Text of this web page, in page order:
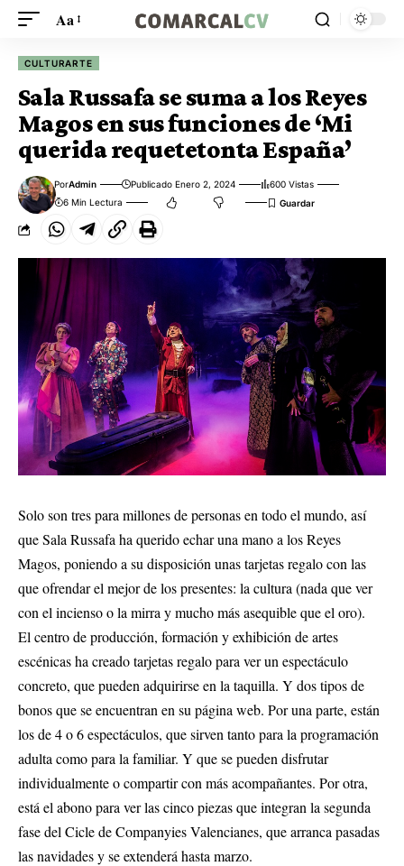
Aa
CULTURARTE
Sala Russafa se suma a los Reyes
Magos en sus funciones de ‘Mi
querida requetetonta España’
PorAdmin Publicado Enero 2, 2024
600 Vistas
6 Min Lectura
Solo son tres para millones de personas en todo el mundo, así
que Sala Russafa ha querido echar una mano a los Reyes
Magos, poniendo a su disposición unas tarjetas regalo con las
que ofrendar el mejor de los presentes: la cultura (nada que ver
con el incienso o la mirra y mucho más asequible que el oro).
El centro de producción, formación y exhibición de artes
escénicas ha creado tarjetas regalo para ver un espectáculo
concreto, que pueden adquirirse en la taquilla. Y dos tipos de
bonos que se encuentran en su página web. Por una parte, están
los de 4 o 6 espectáculos, que sirven tanto para la programación
adulta como para la familiar. Y que se pueden disfrutar
individualmente o compartir con más acompañantes. Por otra,
está el abono para ver las cinco piezas que integran la segunda
fase del Cicle de Companyies Valencianes, que arranca pasadas
las navidades y se extenderá hasta marzo.